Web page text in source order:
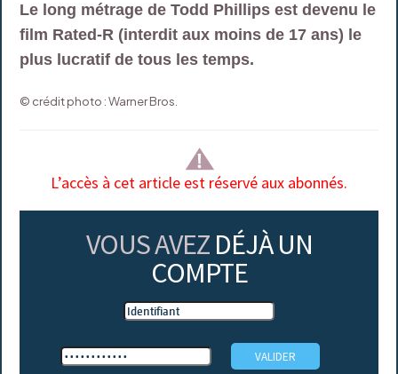
Le long métrage de Todd Phillips est devenu le
film Rated-R (interdit aux moins de 17 ans) le
plus lucratif de tous les temps.
© crédit photo : Warner Bros.
L’accès à cet article est réservé aux abonnés.
VOUS AVEZ DÉJÀ UN
COMPTE